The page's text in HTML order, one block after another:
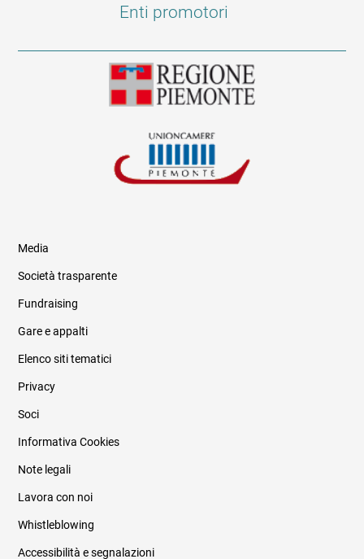
Enti promotori
Informazioni legali e trasparenza
Media
Società trasparente
Fundraising
Gare e appalti
Elenco siti tematici
Privacy
Soci
Informativa Cookies
Note legali
Lavora con noi
Whistleblowing
Accessibilità e segnalazioni